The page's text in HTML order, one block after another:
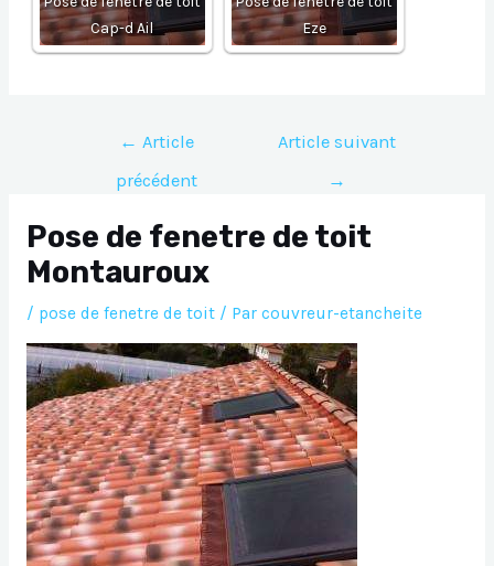
Cap-d Ail
Eze
Navigation
l’article
← Article
précédent
Article suivant
→
Pose de fenetre de toit
Montauroux
/ pose de fenetre de toit/ Par couvreur-etancheite